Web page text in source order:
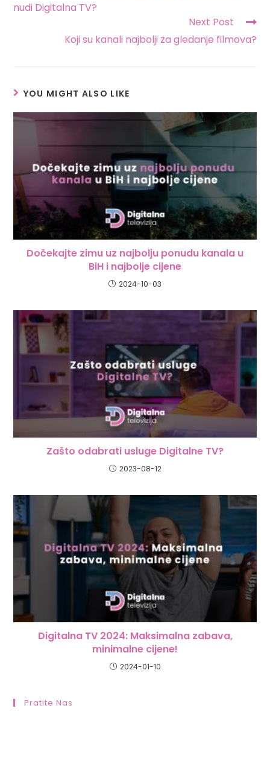
nudi Digitalna TV?
Next Post
Koji su kanali najbolji za gledanje filmova?
YOU MIGHT ALSO LIKE
Dočekajte zimu uz najbolju ponudu kanala u
BiH i najbolje cijene
2024-10-03
Zašto odabrati usluge Digitalne TV?
2023-08-12
Digitalna TV 2024: Maksimalna zabava,
minimalne cijene!
2024-01-10
Pratite Nas